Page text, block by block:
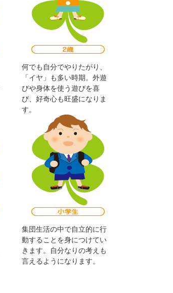
何でも自分でやりたがり、
「イヤ」も多い時期。外遊
びや身体を使う遊びを喜
び、好奇心も旺盛になりま
す。
集団生活の中で自立的に行
動することを身につけてい
きます。自分なりの考えも
言えるようになります。